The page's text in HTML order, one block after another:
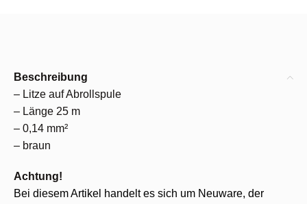
Beschreibung
– Litze auf Abrollspule
– Länge 25 m
– 0,14 mm²
– braun
Achtung!
Bei diesem Artikel handelt es sich um Neuware, der